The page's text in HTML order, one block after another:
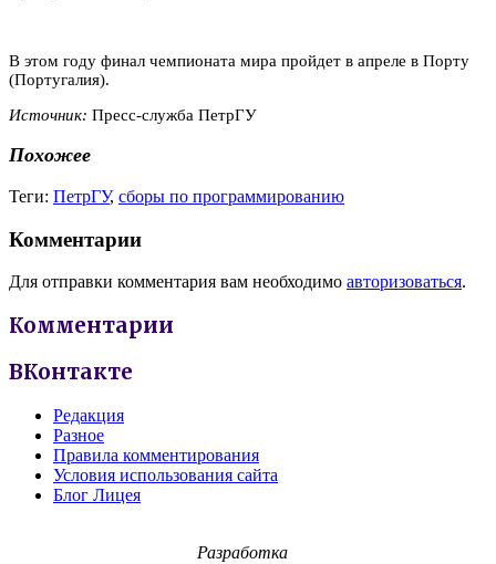
В этом году финал чемпионата мира пройдет в апреле в Порту
(Португалия).
Источник: Пресс-служба ПетрГУ
Похожее
Теги: ПетрГУ, сборы по программированию
Комментарии
Для отправки комментария вам необходимо авторизоваться.
Комментарии
ВКонтакте
Редакция
Разное
Правила комментирования
Условия использования сайта
Блог Лицея
Разработка